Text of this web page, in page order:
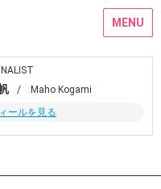
MENU
/ Maho Kogami
ールを見る